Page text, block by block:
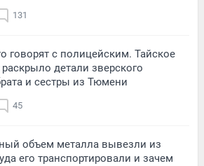
131
говорят с полицейским. Тайское
детали зверского
и сестры из Тюмени
45
объем металла вывезли из
его транспортировали и зачем